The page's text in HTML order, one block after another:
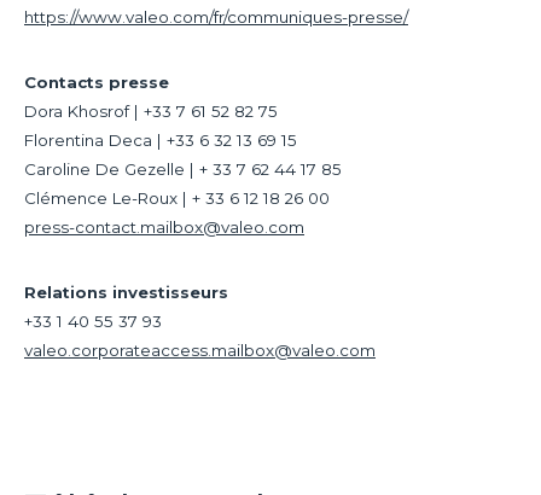
https://www.valeo.com/fr/communiques-presse/
Contacts presse
Dora Khosrof | +33 7 61 52 82 75
Florentina Deca | +33 6 32 13 69 15
Caroline De Gezelle | + 33 7 62 44 17 85
Clémence Le-Roux | + 33 6 12 18 26 00
press-contact.mailbox@valeo.com
Relations investisseurs
+33 1 40 55 37 93
valeo.corporateaccess.mailbox@valeo.com